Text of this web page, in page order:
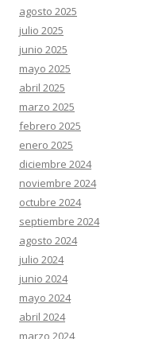
agosto 2025
julio 2025
junio 2025
mayo 2025
abril 2025
marzo 2025
febrero 2025
enero 2025
diciembre 2024
noviembre 2024
octubre 2024
septiembre 2024
agosto 2024
julio 2024
junio 2024
mayo 2024
abril 2024
marzo 2024